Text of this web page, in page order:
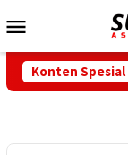
ke
Mobile
Konten Spesial
Daerah,